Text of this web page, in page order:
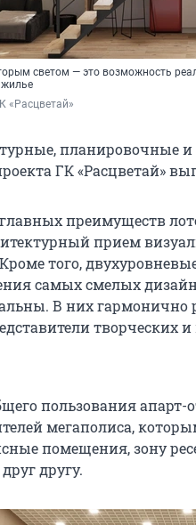
светом — это возможность
жилье
«Расцветай»
планировочные
ГК «Расцветай»
преимуществ
прием
Кроме того,
самых смелых
В них гармонично
творческих
пользования
мегаполиса,
помещения, зону
другу.